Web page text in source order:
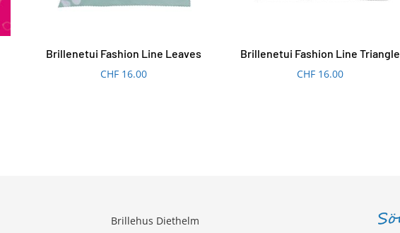
Brillenetui Fashion Line Leaves
CHF16.00
Brillenetui Fashion Line Triangle
CHF16.00
Brillehus Diethelm